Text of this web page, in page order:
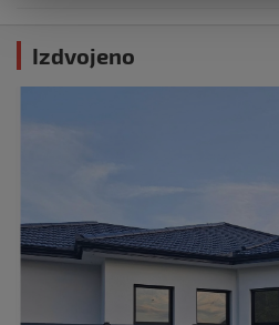
Izdvojeno